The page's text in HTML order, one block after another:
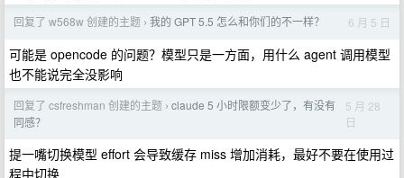
回复了 w568w 创建的主题 › 我的 GPT 5.5 怎么和你们的不一样？ 6 月 5 日
可能是 opencode 的问题？模型只是一方面，用什么 agent 调用模型
也不能说完全没影响
回复了 csfreshman 创建的主题 › claude 5 小时限额变少了，有没有
同感？
5 月 28
日
提一嘴切换模型 effort 会导致缓存 miss 增加消耗，最好不要在使用过
程中切换